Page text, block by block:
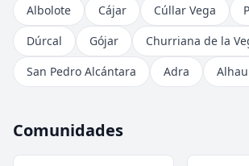
Albolote
Cájar Cúllar Vega
Dúrcal
Gójar Churriana de la
San Pedro Alcántara
Adra
Comunidades